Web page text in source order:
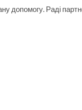
допомогу. Раді